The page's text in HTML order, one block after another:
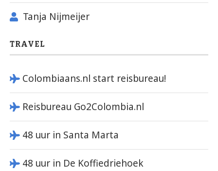
Tanja Nijmeijer
TRAVEL
Colombiaans.nl start reisbureau!
Reisbureau Go2Colombia.nl
48 uur in Santa Marta
48 uur in De Koffiedriehoek